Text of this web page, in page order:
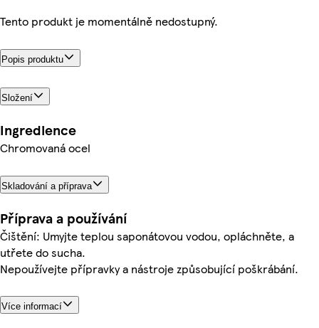
Tento produkt je momentálně nedostupný.
Popis produktu
Složení
Ingredience
Chromovaná ocel
Skladování a příprava
Příprava a používání
Čištění: Umyjte teplou saponátovou vodou, opláchněte, a
utřete do sucha.
Nepoužívejte přípravky a nástroje způsobující poškrábání.
Více informací